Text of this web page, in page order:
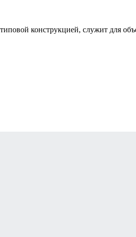
конструкцией, служит для